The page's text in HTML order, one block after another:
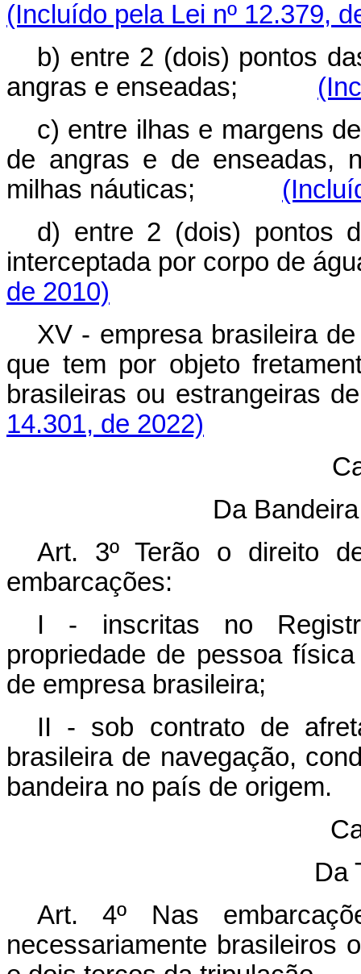
(Incluído pela Lei nº 12.379,
b) entre 2 (dois) pontos
angras e enseadas;
c) entre ilhas e margens
de angras e de enseadas,
milhas náuticas;
d) entre 2 (dois) pontos
interceptada por corpo
de 2010)
XV - empresa brasileira
que tem por objeto
brasileiras ou estrangeiras
14.301, de 2022)
Da
Art. 3º Terão o direito
embarcações:
I - inscritas no
propriedade de pessoa
de empresa brasileira;
II - sob contrato de
brasileira de navegação,
bandeira no país de origem.
Da
Art. 4º Nas
necessariamente brasileiros